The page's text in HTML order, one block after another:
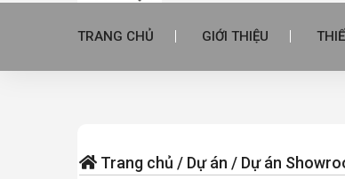
TRANG CHỦ GIỚI THIỆU
Trang chủ / Dự án / Dự án